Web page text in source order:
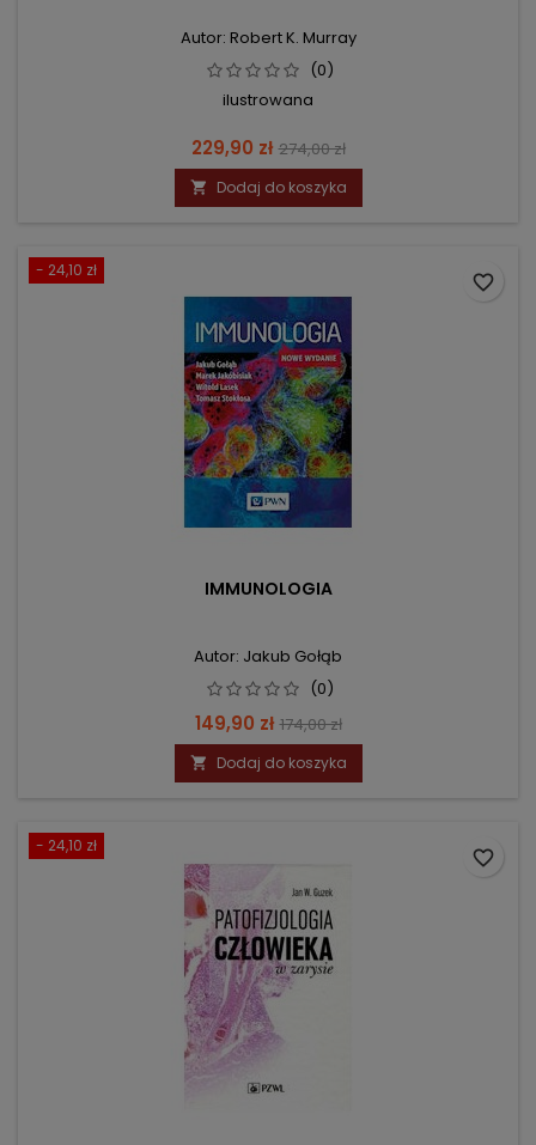
Autor: Robert K. Murray
(0)
ilustrowana
Cena
229,90 zł Cena
podstawowa
274,00 zł
 Dodaj do koszyka
- 24,10 zł
IMMUNOLOGIA
Autor: Jakub Gołąb
(0)
Cena
149,90 zł Cena
podstawowa
174,00 zł
 Dodaj do koszyka
favorite_border
- 24,10 zł
favorite_border